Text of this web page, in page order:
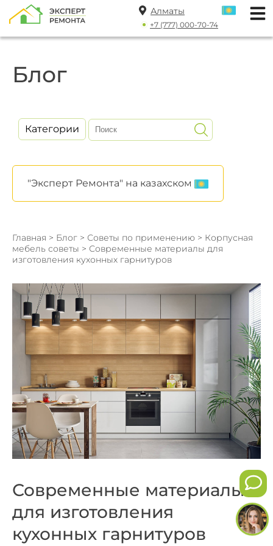
Алматы
+7 (777) 000-70-74
Блог
Категории
"Эксперт Ремонта" на казахском
Главная > Блог > Советы по применению > Корпусная
мебель советы > Современные материалы для
изготовления кухонных гарнитуров
Современные материалы
для изготовления
кухонных гарнитуров